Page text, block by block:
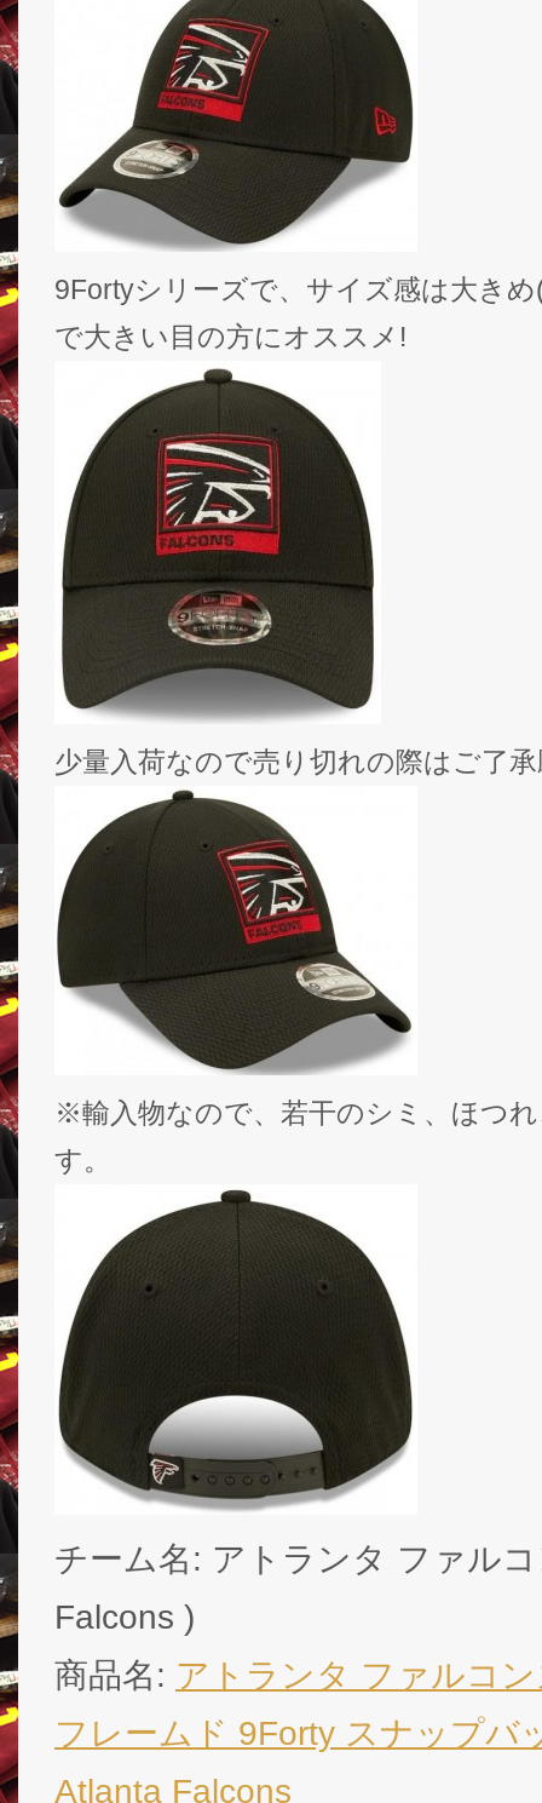
9Fortyシリーズで、サイズ感は大き
で大きい目の方にオススメ!
少量入荷なので売り切れの際はご了
※輸入物なので、若干のシミ、ほつ
す。
チーム名: アトランタ ファル
Falcons )
商品名: アトランタ ファルコ
フレームド 9Forty スナップバ
Atlanta Falcons